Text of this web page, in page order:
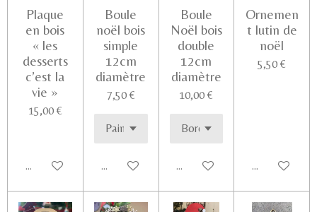
Plaque
en bois
« les
desserts
c’est la
vie »
15,00 €
Ajouter au panier
Boule
noël bois
simple
12cm
diamètre
7,50 €
Voir les détails
Boule
Noël bois
double
12cm
diamètre
10,00 €
Voir les détails
Ornemen
t lutin de
noël
5,50 €
Voir les